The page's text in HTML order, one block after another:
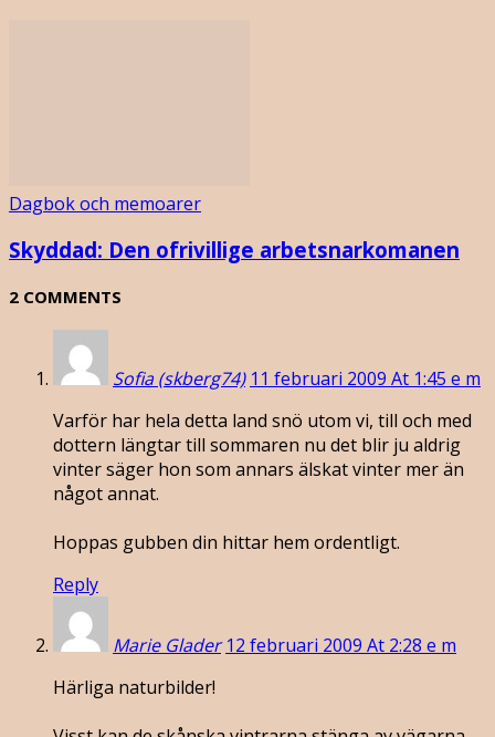
Dagbok och memoarer
Skyddad: Den ofrivillige arbetsnarkomanen
2 COMMENTS
Sofia (skberg74) 11 februari 2009 At 1:45 e m
Varför har hela detta land snö utom vi, till och med
dottern längtar till sommaren nu det blir ju aldrig
vinter säger hon som annars älskat vinter mer än
något annat.
Hoppas gubben din hittar hem ordentligt.
Reply
Marie Glader 12 februari 2009 At 2:28 e m
Härliga naturbilder!